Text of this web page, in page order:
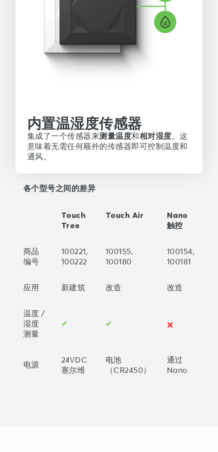
内置温湿度传感器
集成了一个传感器来测量温度和相对湿度。这
意味着无需任何额外的传感器即可控制温度和
通风。
各个型号之间的差异
Touch
Tree
Touch Air
Nano
触控
商品
编号
100221,
100222
100155,
100180
100154,
100181
应用 新建筑 改造 改造
温度 /
湿度
测量
✔ ✔ ✕
电源
24VDC
塞尔维
电池
（CR2450）
通过
Nano